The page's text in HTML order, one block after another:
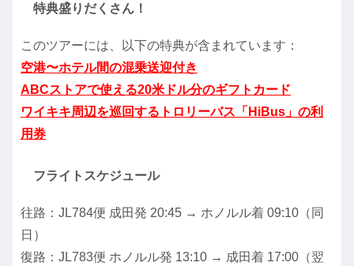
特典盛りだくさん！
このツアーには、以下の特典が含まれています：
空港〜ホテル間の混乗送迎付き
ABCストアで使える20米ドル分のギフトカード
ワイキキ周辺を巡回するトロリーバス「HiBus」の利
用券
フライトスケジュール
往路：JL784便 成田発 20:45 → ホノルル着 09:10（同
日）
復路：JL783便 ホノルル発 13:10 → 成田着 17:00（翌